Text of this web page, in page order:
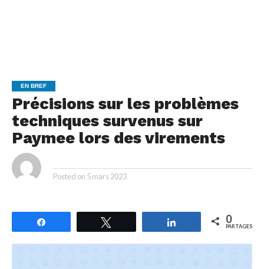
EN BREF
Précisions sur les problèmes
techniques survenus sur
Paymee lors des virements
Posted on 5 mars 2023
Partagez 0
PARTAGES